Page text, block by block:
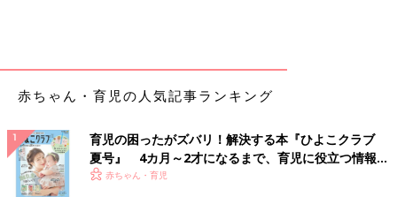
赤ちゃん・育児の人気記事ランキング
育児の困ったがズバリ！解決する本『ひよこクラブ
夏号』 4カ月～2才になるまで、育児に役立つ情報が
いっぱい！
赤ちゃん・育児